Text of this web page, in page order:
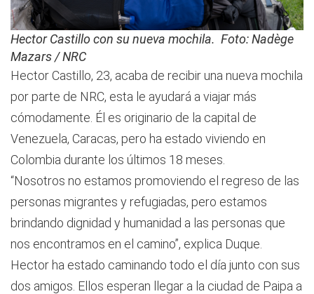
Hector Castillo con su nueva mochila. Foto: Nadège
Mazars / NRC
Hector Castillo, 23, acaba de recibir una nueva mochila
por parte de NRC, esta le ayudará a viajar más
cómodamente. Él es originario de la capital de
Venezuela, Caracas, pero ha estado viviendo en
Colombia durante los últimos 18 meses.
“Nosotros no estamos promoviendo el regreso de las
personas migrantes y refugiadas, pero estamos
brindando dignidad y humanidad a las personas que
nos encontramos en el camino”, explica Duque.
Hector ha estado caminando todo el día junto con sus
dos amigos. Ellos esperan llegar a la ciudad de Paipa a